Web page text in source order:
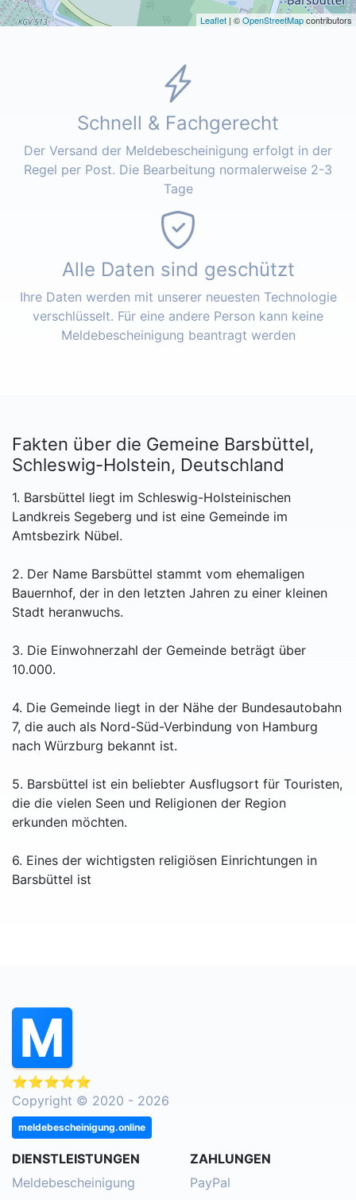
Leaflet | ©OpenStreetMapcontributors
Schnell & Fachgerecht
Der Versand der Meldebescheinigung erfolgt in der
Regel per Post. Die Bearbeitung normalerweise 2-3
Tage
Alle Daten sind geschützt
Ihre Daten werden mit unserer neuesten Technologie
verschlüsselt. Für eine andere Person kann keine
Meldebescheinigung beantragt werden
Fakten über die Gemeine Barsbüttel,
Schleswig-Holstein, Deutschland
1. Barsbüttel liegt im Schleswig-Holsteinischen
Landkreis Segeberg und ist eine Gemeinde im
Amtsbezirk Nübel.
2. Der Name Barsbüttel stammt vom ehemaligen
Bauernhof, der in den letzten Jahren zu einer kleinen
Stadt heranwuchs.
3. Die Einwohnerzahl der Gemeinde beträgt über
10.000.
4. Die Gemeinde liegt in der Nähe der Bundesautobahn
7, die auch als Nord-Süd-Verbindung von Hamburg
nach Würzburg bekannt ist.
5. Barsbüttel ist ein beliebter Ausflugsort für Touristen,
die die vielen Seen und Religionen der Region
erkunden möchten.
6. Eines der wichtigsten religiösen Einrichtungen in
Barsbüttel ist
⭐⭐⭐⭐⭐
Copyright © 2020 - 2026
meldebescheinigung.online
DIENSTLEISTUNGEN
Meldebescheinigung
ZAHLUNGEN
PayPal